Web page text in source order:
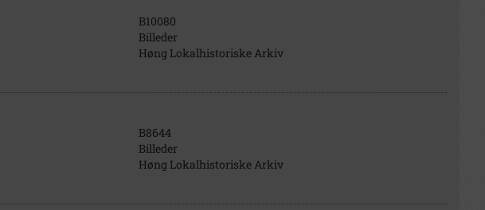
B10080
Billeder
Høng Lokalhistoriske Arkiv
B8644
Billeder
Høng Lokalhistoriske Arkiv